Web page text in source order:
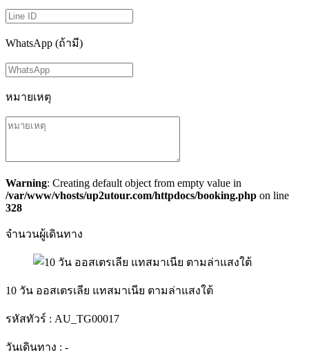
WhatsApp (ถ้ามี)
หมายเหตุ
Warning: Creating default object from empty value in
/var/www/vhosts/up2utour.com/httpdocs/booking.php on line
328
จำนวนผู้เดินทาง
10 วัน ออสเตรเลีย แทสมาเนีย ตามล่าแสงใต้
รหัสทัวร์ : AU_TG00017
วันเดินทาง : -